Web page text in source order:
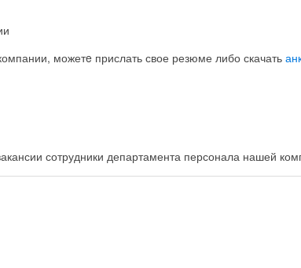
можетe прислать свое резюме либо скачать
сотрудники департамента персонала нашей